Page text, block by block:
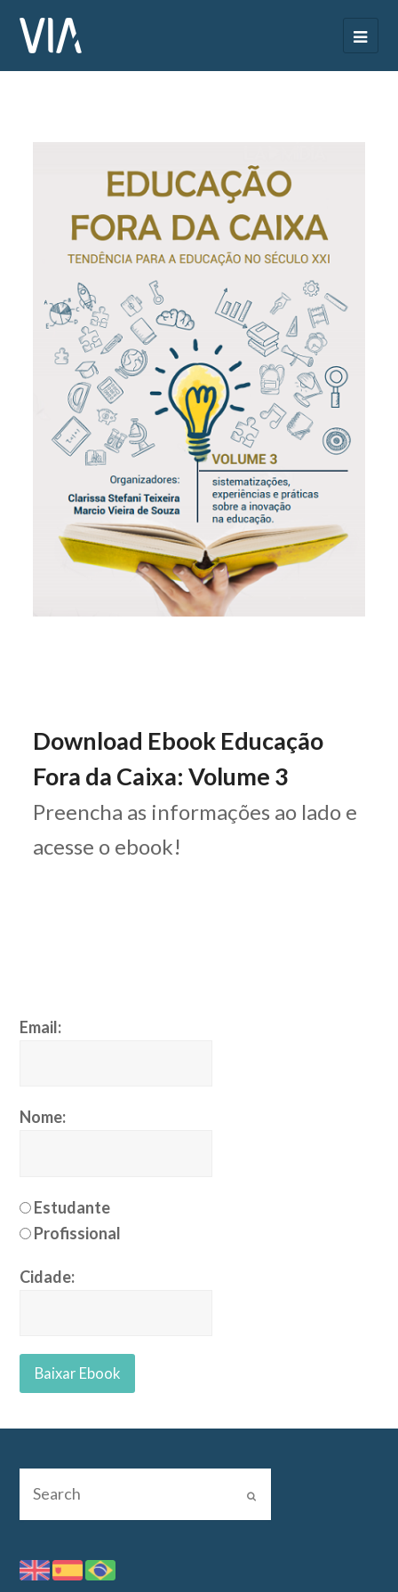
Download Ebook Educação
Fora da Caixa: Volume 3
Preencha as informações ao lado e
acesse o ebook!
Email:
Nome:
Estudante
Profissional
Cidade: